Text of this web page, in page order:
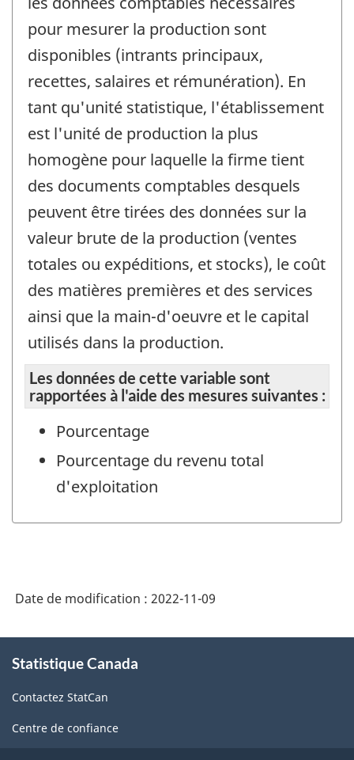
pour mesurer la production sont
disponibles (intrants principaux,
recettes, salaires et rémunération). En
tant qu'unité statistique, l'établissement
est l'unité de production la plus
homogène pour laquelle la firme tient
des documents comptables desquels
peuvent être tirées des données sur la
valeur brute de la production (ventes
totales ou expéditions, et stocks), le coût
des matières premières et des services
ainsi que la main-d'oeuvre et le capital
utilisés dans la production.
Les données de cette variable sont
rapportées à l'aide des mesures suivantes :
Pourcentage
Pourcentage du revenu total
d'exploitation
Date de modification : 2022-11-09
propos
ce
site
Statistique Canada
Contactez StatCan
Centre de confiance